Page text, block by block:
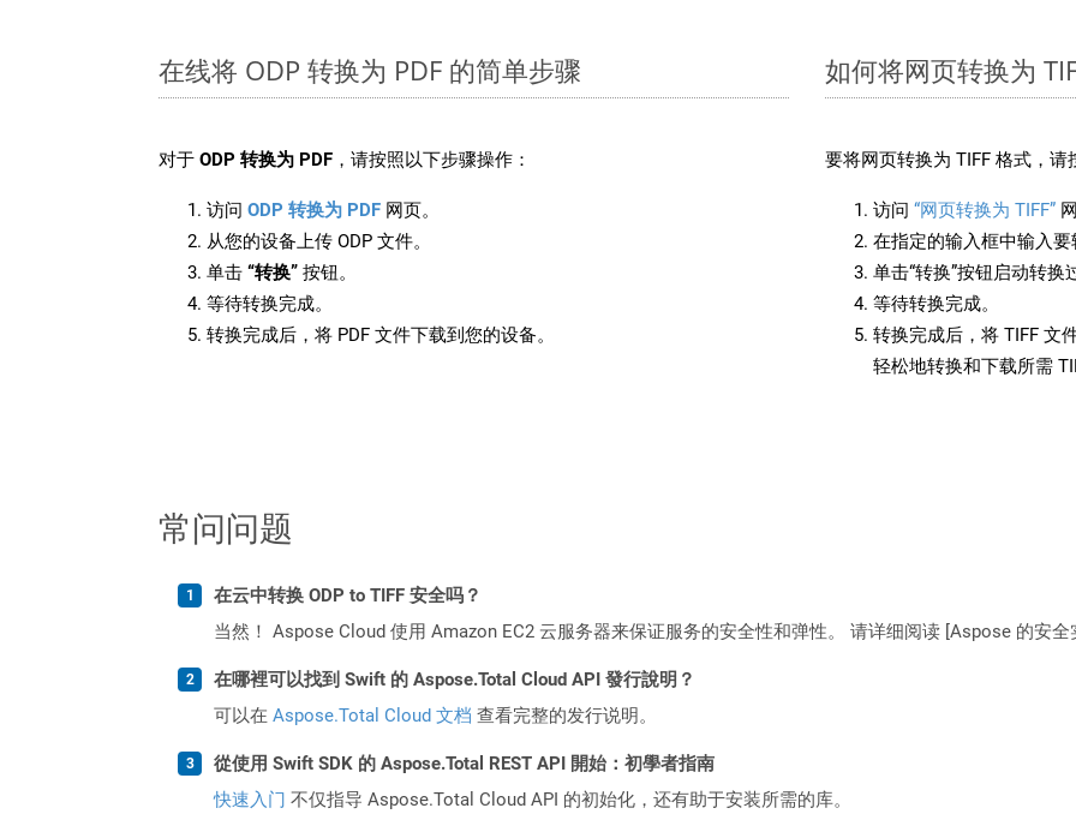
在线将 ODP 转换为 PDF 的简单步骤
对于 ODP 转换为 PDF ，请按照以下步骤操作：
访问 ODP 转换为 PDF 网页。
从您的设备上传 ODP 文件。
单击 “转换” 按钮。
等待转换完成。
转换完成后，将 PDF 文件下载到您的设备。
如何将网页转换为
要将网页转换为 TIFF 格式，请
访问 “网页转换为 TIFF”
在指定的输入框中输入要
单击“转换”按钮启动转换
等待转换完成。
转换完成后，将 TIFF 文
轻松地转换和下载所需
常问问题
在云中转换 ODP to TIFF 安全吗？
当然！ Aspose Cloud 使用 Amazon EC2 云服务器来保证服务的安全性和弹性。 请详细阅读 [Aspose 的安
在哪裡可以找到 Swift 的 Aspose.Total Cloud API 發行說明？
可以在 Aspose.Total Cloud 文档 查看完整的发行说明。
從使用 Swift SDK 的 Aspose.Total REST API 開始：初學者指南
快速入门 不仅指导 Aspose.Total Cloud API 的初始化，还有助于安装所需的库。